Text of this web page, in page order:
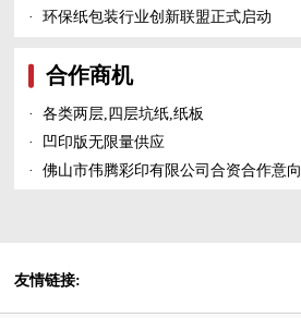
·
环保纸包装行业创新联盟正式启动
合作商机
·
各类两层,四层坑纸,纸板
·
凹印版无限量供应
·
佛山市伟腾彩印有限公司合资合作意向
友情链接: